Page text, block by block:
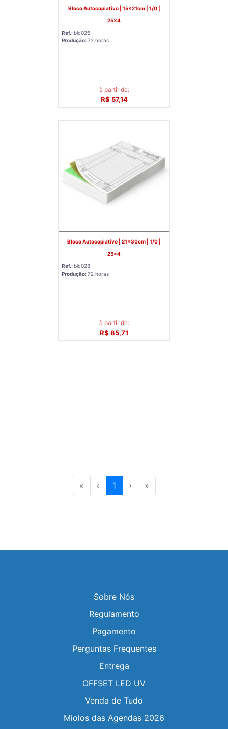
Bloco Autocopiativo | 15x21cm | 1/0 |
25x4
Ref.: blc026
Produção:72 horas
à partir de:
R$ 57,14
Bloco Autocopiativo | 21x30cm | 1/0 |
25x4
Ref.: blc028
Produção:72 horas
à partir de:
R$ 85,71
« ‹ 1 › »
Sobre Nós
Regulamento
Pagamento
Perguntas Frequentes
Entrega
OFFSET LED UV
Venda de Tudo
Miolos das Agendas 2026